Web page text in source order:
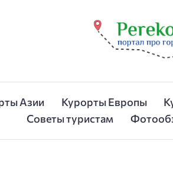
Азии Курорты Европы
Советы туристам